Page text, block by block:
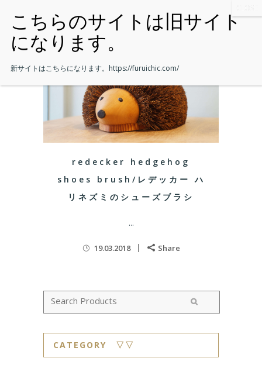
redecker hedgehog
shoes brush/レデッカー ハ
リネズミのシューズブラシ
...
19.03.2018 Share
CATEGORY ▽▽
新サイトはこちらになります。 https://furuichic.com/